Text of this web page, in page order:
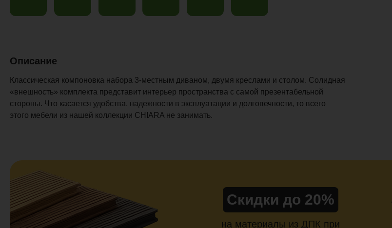
Описание
Классическая компоновка набора 3-местным диваном, двумя креслами и столом. Солидная
«внешность» комплекта представит интерьер пространства с самой презентабельной
стороны. Что касается удобства, надежности в эксплуатации и долговечности, то всего
этого мебели из нашей коллекции CHIARA не занимать.
Скидки до 20%
на материалы из ДПК при